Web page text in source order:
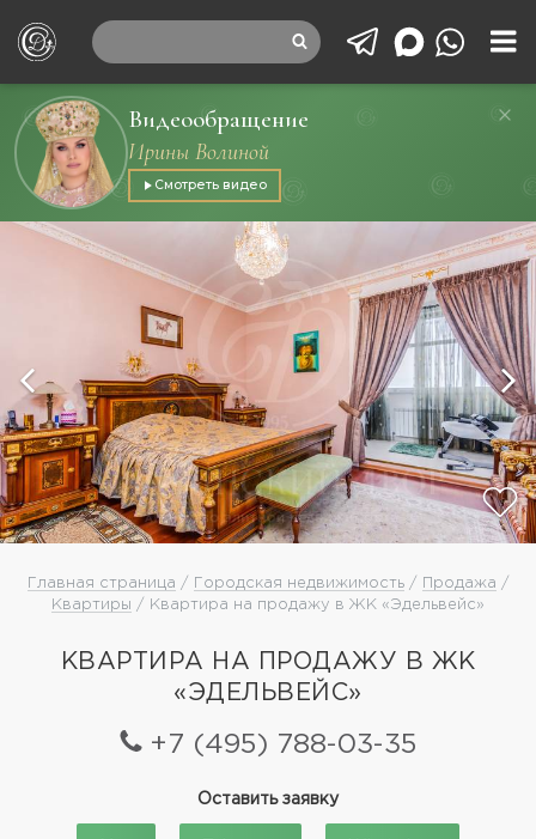
Видеообращение
Ирины Волиной
Смотреть видео
Главная страница / Городская недвижимость/ Продажа /
Квартиры / Квартира на продажу в ЖК «Эдельвейс»
КВАРТИРА НА ПРОДАЖУ В ЖК
«ЭДЕЛЬВЕЙС»
+7 (495) 788-03-35
Оставить заявку